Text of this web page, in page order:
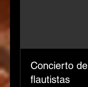
Concierto de
flautistas